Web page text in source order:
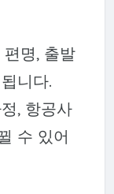
명, 출발
니다.
, 항공사
수 있어